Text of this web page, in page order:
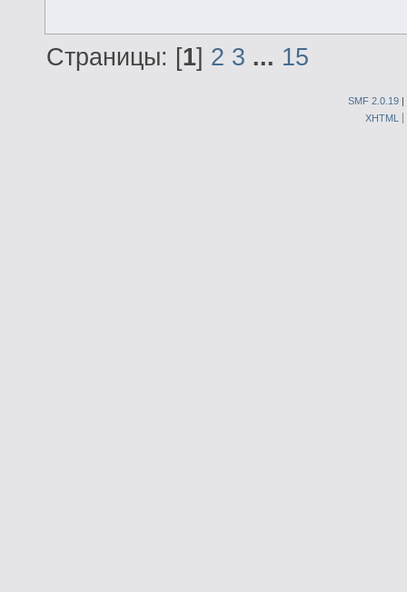
Страницы: [1] 2 3 ... 15
SMF 2.0.19 |
XHTML